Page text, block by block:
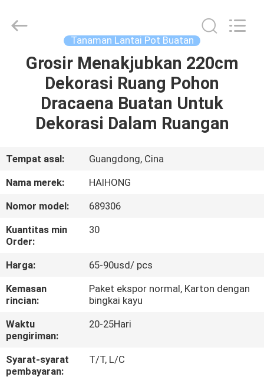
RUMAH
PRODUK
TENTANG
TUR
KONTROL
KAMI
Factory.
Tanaman Lantai Pot Buatan
Grosir Menakjubkan 220cm
Dekorasi Ruang Pohon
Dracaena Buatan Untuk
Dekorasi Dalam Ruangan
Tempat asal:
Guangdong, Cina
Nama merek:
HAIHONG
Nomor model:
689306
Kuantitas min
Order:
30
Harga:
65-90usd/ pcs
Kemasan
rincian:
Paket ekspor normal, Karton dengan
bingkai kayu
Waktu
pengiriman:
20-25Hari
Syarat-syarat
pembayaran:
T/T, L/C